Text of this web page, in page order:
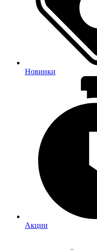
Новинки
Акции